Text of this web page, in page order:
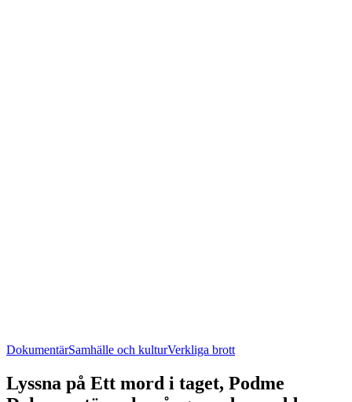
DokumentärSamhälle och kulturVerkliga brott
Lyssna på Ett mord i taget, Podme